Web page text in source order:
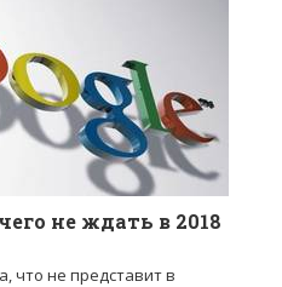
не ждать в 2018
что не представит в